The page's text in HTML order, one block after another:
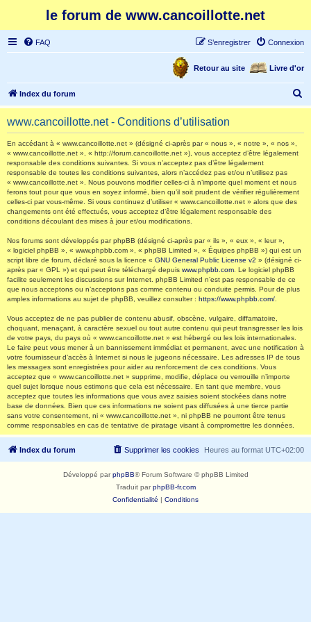
le forum de www.cancoillotte.net
FAQ Connexion
S’enregistrer
Livre d'or
Retour au site
Index du forum
e
www.cancoillotte.net - Conditions d’utilisation
En accédant à « www.cancoillotte.net » (désigné ci-après par « nous », « notre », « nos »,
« www.cancoillotte.net », « http://forum.cancoillotte.net »), vous acceptez d’être légalement
responsable des conditions suivantes. Si vous n’acceptez pas d’être légalement
responsable de toutes les conditions suivantes, alors n’accédez pas et/ou n’utilisez pas
« www.cancoillotte.net ». Nous pouvons modifier celles-ci à n’importe quel moment et nous
ferons tout pour que vous en soyez informé, bien qu’il soit prudent de vérifier régulièrement
celles-ci par vous-même. Si vous continuez d’utiliser « www.cancoillotte.net » alors que des
changements ont été effectués, vous acceptez d’être légalement responsable des
conditions découlant des mises à jour et/ou modifications.
Nos forums sont développés par phpBB (désigné ci-après par « ils », « eux », « leur »,
« logiciel phpBB », « www.phpbb.com », « phpBB Limited », « Équipes phpBB ») qui est un
script libre de forum, déclaré sous la licence « GNU General Public License v2 » (désigné ci-
après par « GPL ») et qui peut être téléchargé depuis www.phpbb.com . Le logiciel phpBB
facilite seulement les discussions sur Internet. phpBB Limited n’est pas responsable de ce
que nous acceptons ou n’acceptons pas comme contenu ou conduite permis. Pour de plus
amples informations au sujet de phpBB, veuillez consulter : https://www.phpbb.com/
Vous acceptez de ne pas publier de contenu abusif, obscène, vulgaire, diffamatoire,
choquant, menaçant, à caractère sexuel ou tout autre contenu qui peut transgresser les lois
de votre pays, du pays où « www.cancoillotte.net » est hébergé ou les lois internationales.
Le faire peut vous mener à un bannissement immédiat et permanent, avec une notification à
votre fournisseur d’accès à Internet si nous le jugeons nécessaire. Les adresses IP de tous
les messages sont enregistrées pour aider au renforcement de ces conditions. Vous
acceptez que « www.cancoillotte.net » supprime, modifie, déplace ou verrouille n’importe
quel sujet lorsque nous estimons que cela est nécessaire. En tant que membre, vous
acceptez que toutes les informations que vous avez saisies soient stockées dans notre
base de données. Bien que ces informations ne soient pas diffusées à une tierce partie
sans votre consentement, ni « www.cancoillotte.net », ni phpBB ne pourront être tenus
comme responsables en cas de tentative de piratage visant à compromettre les données.
Index du forum Heures au format UTC+02:00
Supprimer les cookies
Développé parphpBB® Forum Software © phpBB Limited
Traduit parphpBB-fr.com
Confidentialité | Conditions